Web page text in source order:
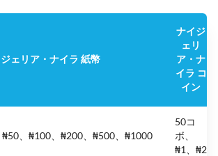
ェリア・ナイラ 紙幣
ナイジ
ェリ
ア・ナ
イラ コ
イン
、₦100、₦200、₦500、₦1000
50コ
ボ、
₦1、₦2